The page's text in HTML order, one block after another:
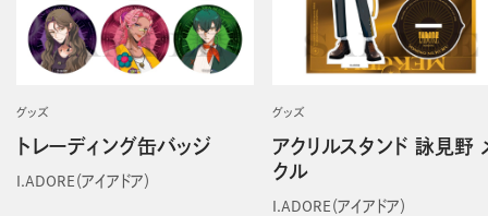
グッズ
トレーディング缶バッジ
I.ADORE（アイアドア）
グッズ
アクリルスタンド 詠見野
クル
I.ADORE（アイアドア）